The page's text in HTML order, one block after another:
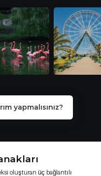
dostu ortamıyla yüksek
gayrimenkul
Resort’e
Resort’e
yapmalısınız?
oluşturan üç bağlantılı